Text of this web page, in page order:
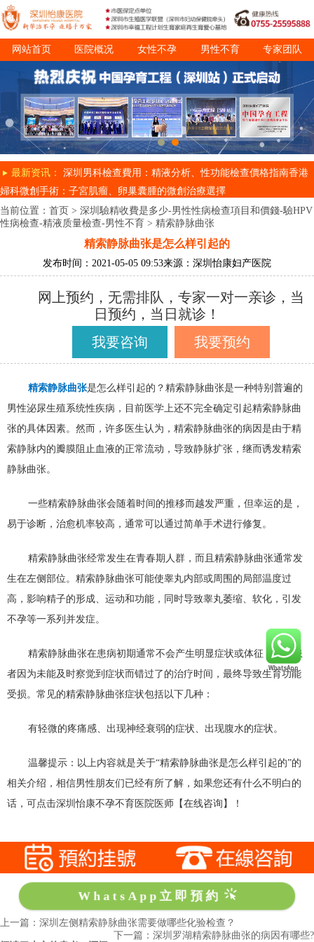
网站首页 医院概况 女性不孕 男性不育 专家团队
诊疗项目 就医指南
最新资讯： 深圳男科檢查費用：精液分析、性功能檢查價格指南香港
婦科微創手術：子宮肌瘤、卵巢囊腫的微創治療選擇
当前位置： 首页 > 深圳驗精收費是多少-男性性病檢查項目和價錢-驗HPV
性病檢查-精液质量檢查-男性不育 > 精索静脉曲张
精索静脉曲张是怎么样引起的
发布时间：2021-05-05 09:53来源：深圳怡康妇产医院
网上预约，无需排队，专家一对一亲诊，当
日预约，当日就诊！
我要咨询
我要预约
精索静脉曲张是怎么样引起的？精索静脉曲张是一种特别普遍的
男性泌尿生殖系统性疾病，目前医学上还不完全确定引起精索静脉曲
张的具体因素。然而，许多医生认为，精索静脉曲张的病因是由于精
索静脉内的瓣膜阻止血液的正常流动，导致静脉扩张，继而诱发精索
静脉曲张。
一些精索静脉曲张会随着时间的推移而越发严重，但幸运的是，
易于诊断，治愈机率较高，通常可以通过简单手术进行修复。
精索静脉曲张经常发生在青春期人群，而且精索静脉曲张通常发
生在左侧部位。精索静脉曲张可能使睾丸内部或周围的局部温度过
高，影响精子的形成、运动和功能，同时导致睾丸萎缩、软化，引发
不孕等一系列并发症。
精索静脉曲张在患病初期通常不会产生明显症状或体征，许多患
者因为未能及时察觉到症状而错过了的治疗时间，最终导致生育功能
受损。常见的精索静脉曲张症状包括以下几种：
有轻微的疼痛感、出现神经衰弱的症状、出现腹水的症状。
温馨提示：以上内容就是关于“精索静脉曲张是怎么样引起的”的
相关介绍，相信男性朋友们已经有所了解，如果您还有什么不明白的
话，可点击深圳怡康不孕不育医院医师【在线咨询】！
WhatsApp立即預約
上一篇：深圳左侧精索静脉曲张需要做哪些化验检查？
下一篇：深圳罗湖精索静脉曲张的病因有哪些?